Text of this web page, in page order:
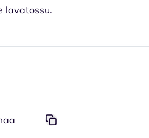
lavatossu.